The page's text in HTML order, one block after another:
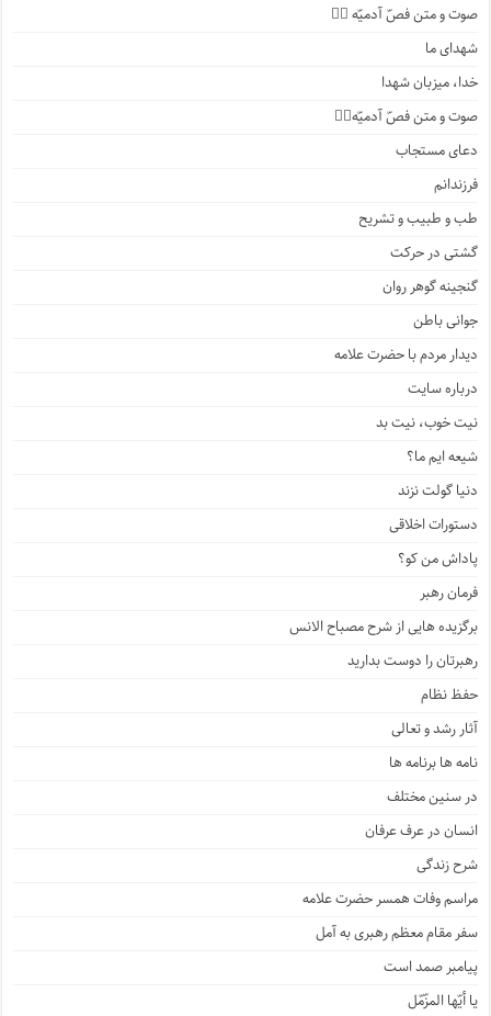
صوت و متن فصّ آدمیّه ۲️⃣
شهدای ما
خدا، میزبان شهدا
صوت و متن فصّ آدمیّه۱️⃣
دعای مستجاب
فرزندانم
طب و طبیب و تشریح
گشتی در حرکت
گنجینه گوهر روان
جوانی باطن
دیدار مردم با حضرت علامه
درباره سایت
نیت خوب، نیت بد
شیعه ایم ما؟
دنیا گولت نزند
دستورات اخلاقی
پاداش من کو؟
فرمان رهبر
برگزیده هایی از شرح مصباح الانس
رهبرتان را دوست بدارید
حفظ نظام
آثار رشد و تعالی
نامه ها برنامه ها
در سنین مختلف
انسان در عرف عرفان
شرح زندگی
مراسم وفات همسر حضرت علامه
سفر مقام معظم رهبری به آمل
پیامبر صمد است
یا أیّها المزّمّل